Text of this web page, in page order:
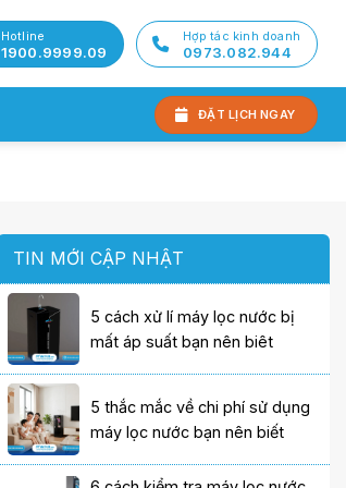
Hotline
1900.9999.09
Hợp tác kinh doanh
0973.082.944
ĐẶT LỊCH NGAY
TIN MỚI CẬP NHẬT
5 cách xử lí máy lọc nước bị
mất áp suất bạn nên biêt
5 thắc mắc về chi phí sử dụng
máy lọc nước bạn nên biết